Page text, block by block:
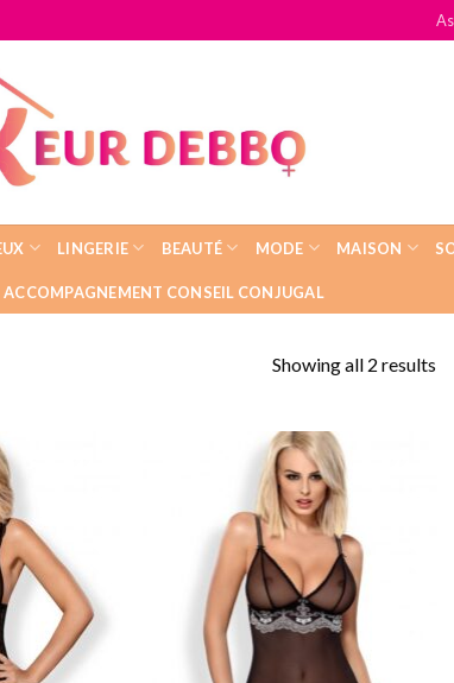
LINGERIE BEAUTÉ MODE MAISON
ACCOMPAGNEMENT CONSEIL CONJUGAL
Showing all 2 results
wishlist